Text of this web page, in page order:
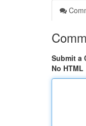
Submit a
No HTML